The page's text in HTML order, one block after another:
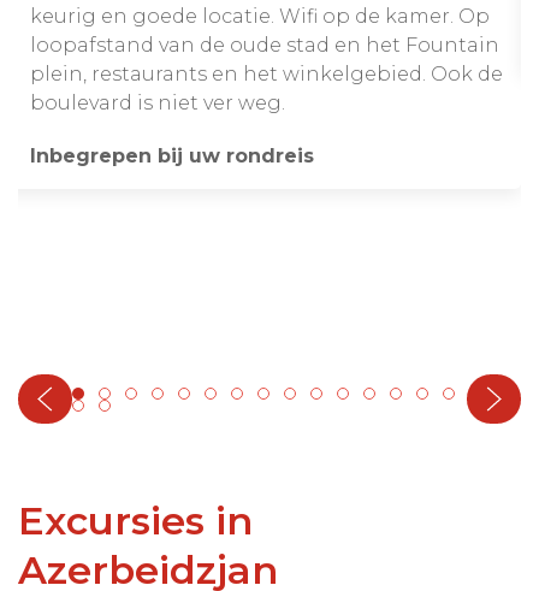
keurig en goede locatie. Wifi op de kamer. Op
loopafstand van de oude stad en het Fountain
plein, restaurants en het winkelgebied. Ook de
boulevard is niet ver weg.
Inbegrepen bij uw rondreis
Excursies in
Azerbeidzjan